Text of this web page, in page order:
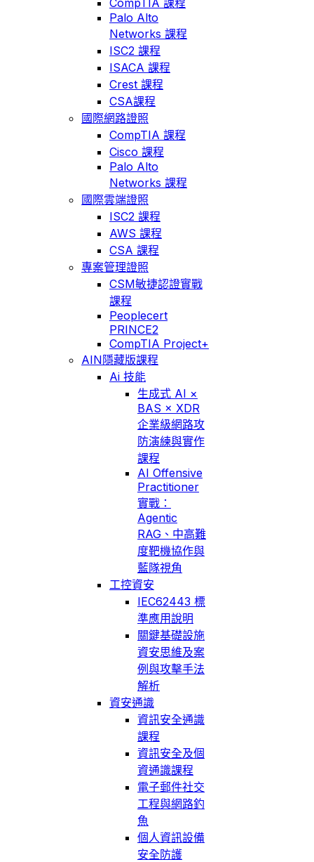
Palo Alto
Networks 課程
ISC2 課程
ISACA 課程
Crest 課程
CSA課程
國際網路證照
CompTIA 課程
Cisco 課程
Palo Alto
Networks 課程
國際雲端證照
ISC2 課程
AWS 課程
CSA 課程
專案管理證照
CSM敏捷認證實戰
課程
Peoplecert
PRINCE2
CompTIA Project+
AIN隱藏版課程
Ai 技能
生成式 AI ×
BAS × XDR
企業級網路攻
防演練與實作
課程
AI Offensive
Practitioner
實戰：
Agentic
RAG、中高難
度靶機協作與
藍隊視角
工控資安
IEC62443 標
準應用說明
關鍵基礎設施
資安思維及案
例與攻擊手法
解析
資安通識
資訊安全通識
課程
資訊安全及個
資通識課程
電子郵件社交
工程與網路釣
魚
個人資訊設備
安全防護